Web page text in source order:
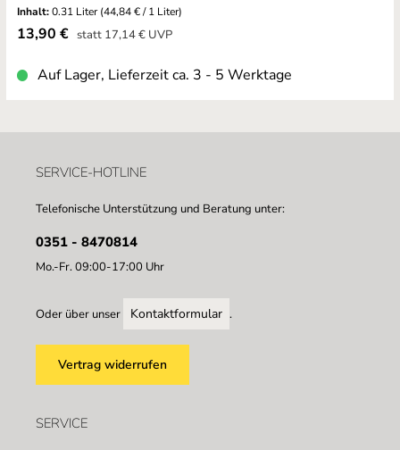
Inhalt:0.31 Liter(44,84 € / 1 Liter)
Verkaufspreis:
13,90 € statt Regulärer Preis:
17,14 €UVP
Auf Lager, Lieferzeit ca. 3 - 5 Werktage
SERVICE-HOTLINE
Telefonische Unterstützung und Beratung unter:
0351 - 8470814
Mo.-Fr. 09:00-17:00 Uhr
Oder über unser Kontaktformular .
Vertrag widerrufen
SERVICE